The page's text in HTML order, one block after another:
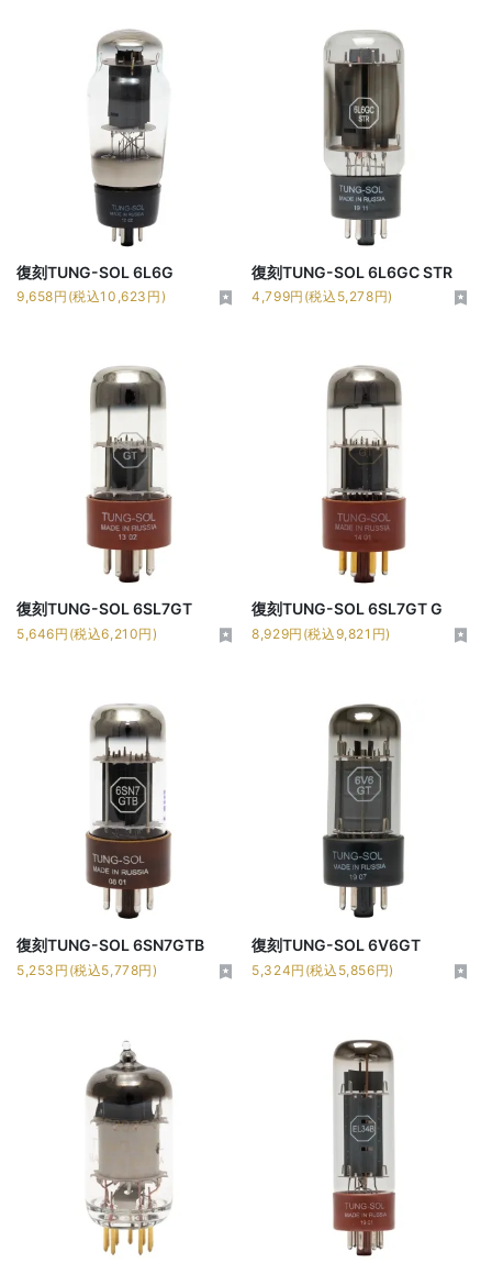
復刻TUNG-SOL 6L6G
9,658円(税込10,623円)
復刻TUNG-SOL 6L6GC STR
4,799円(税込5,278円)
復刻TUNG-SOL 6SL7GT
5,646円(税込6,210円)
復刻TUNG-SOL 6SL7GT G
8,929円(税込9,821円)
復刻TUNG-SOL 6SN7GTB
5,253円(税込5,778円)
復刻TUNG-SOL 6V6GT
5,324円(税込5,856円)